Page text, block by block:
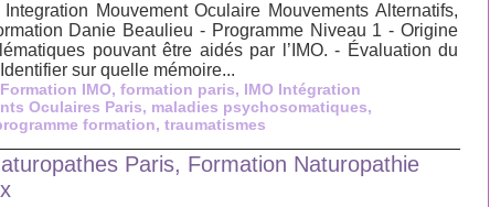
Mouvement Oculaire Mouvements Alternatifs,
Danie Beaulieu - Programme Niveau 1 - Origine
pouvant être aidés par l’IMO. - Évaluation du
sur quelle mémoire...
Formation IMO, formation paris, IMO Intégration
Oculaires Paris, maladies psychosomatiques,
formation, traumatismes
Paris, Formation Naturopathie